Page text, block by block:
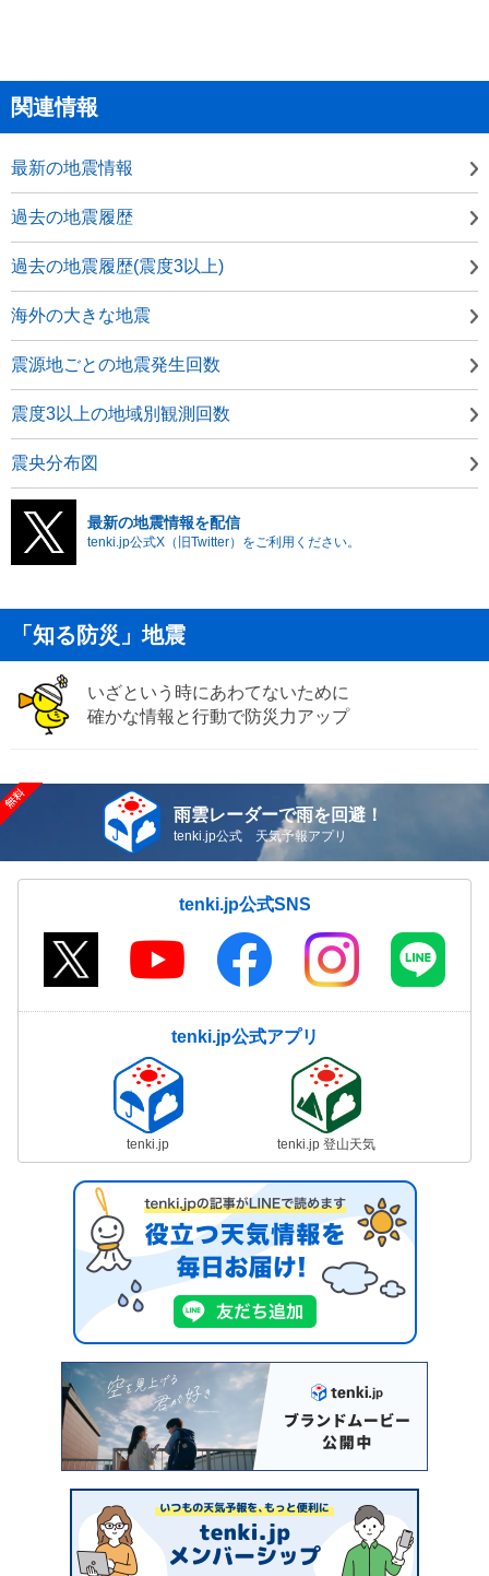
関連情報
最新の地震情報
過去の地震履歴
過去の地震履歴(震度3以上)
海外の大きな地震
震源地ごとの地震発生回数
震度3以上の地域別観測回数
震央分布図
最新の地震情報を配信
tenki.jp公式X（旧Twitter）をご利用ください。
「知る防災」地震
いざという時にあわてないために
確かな情報と行動で防災力アップ
雨雲レーダーで雨を回避！
tenki.jp公式 天気予報アプリ
tenki.jp公式SNS
tenki.jp公式アプリ
tenki.jp tenki.jp 登山天気